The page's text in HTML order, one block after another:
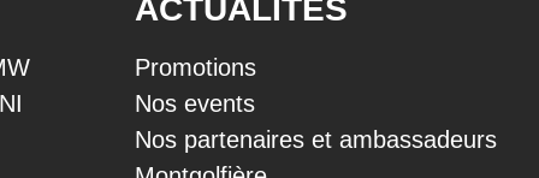
ACTUALITÉS
Promotions
Nos events
Nos partenaires et ambassadeurs